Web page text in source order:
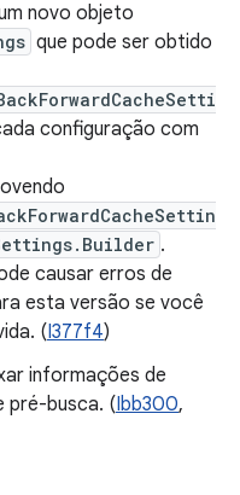
novo objeto
que pode ser obtido
configuração com
.
causar erros de
esta versão se você
(I377f4)
informações de
pré-busca. (Ibb300,